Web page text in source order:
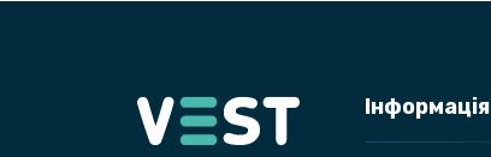
Інформація